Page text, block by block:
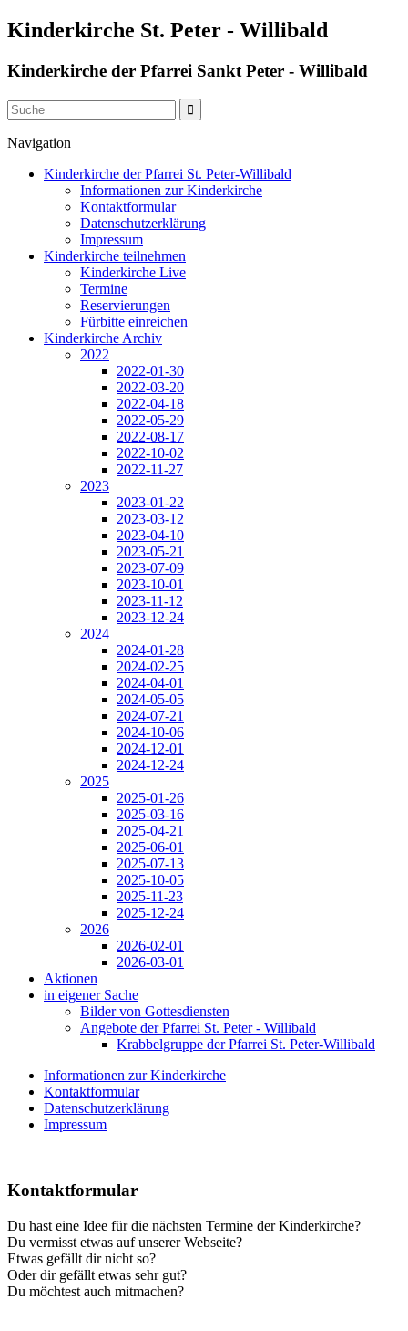
Kinderkirche St. Peter - Willibald
Kinderkirche der Pfarrei Sankt Peter - Willibald
Navigation
Kinderkirche der Pfarrei St. Peter-Willibald
Informationen zur Kinderkirche
Kontaktformular
Datenschutzerklärung
Impressum
Kinderkirche teilnehmen
Kinderkirche Live
Termine
Reservierungen
Fürbitte einreichen
Kinderkirche Archiv
2022
2022-01-30
2022-03-20
2022-04-18
2022-05-29
2022-08-17
2022-10-02
2022-11-27
2023
2023-01-22
2023-03-12
2023-04-10
2023-05-21
2023-07-09
2023-10-01
2023-11-12
2023-12-24
2024
2024-01-28
2024-02-25
2024-04-01
2024-05-05
2024-07-21
2024-10-06
2024-12-01
2024-12-24
2025
2025-01-26
2025-03-16
2025-04-21
2025-06-01
2025-07-13
2025-10-05
2025-11-23
2025-12-24
2026
2026-02-01
2026-03-01
Aktionen
in eigener Sache
Bilder von Gottesdiensten
Angebote der Pfarrei St. Peter - Willibald
Krabbelgruppe der Pfarrei St. Peter-Willibald
Informationen zur Kinderkirche
Kontaktformular
Datenschutzerklärung
Impressum
Kontaktformular
Du hast eine Idee für die nächsten Termine der Kinderkirche?
Du vermisst etwas auf unserer Webseite?
Etwas gefällt dir nicht so?
Oder dir gefällt etwas sehr gut?
Du möchtest auch mitmachen?